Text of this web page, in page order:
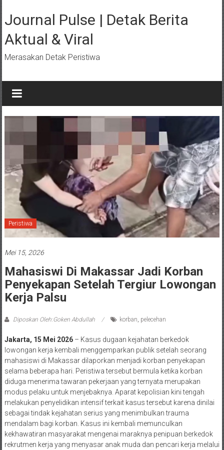
konten
Journal Pulse | Detak Berita
Aktual & Viral
Merasakan Detak Peristiwa
Peristiwa
Mei 15, 2026
Mahasiswi Di Makassar Jadi Korban
Penyekapan Setelah Tergiur Lowongan
Kerja Palsu
Diposkan Oleh:Goken Abdullah korban pelecehan
Jakarta, 15 Mei 2026– Kasus dugaan kejahatan berkedok
lowongan kerja kembali menggemparkan publik setelah seorang
mahasiswi di Makassar dilaporkan menjadi korban penyekapan
selama beberapa hari. Peristiwa tersebut bermula ketika korban
diduga menerima tawaran pekerjaan yang ternyata merupakan
modus pelaku untuk menjebaknya. Aparat kepolisian kini tengah
melakukan penyelidikan intensif terkait kasus tersebut karena dinilai
sebagai tindak kejahatan serius yang menimbulkan trauma
mendalam bagi korban. Kasus ini kembali memunculkan
kekhawatiran masyarakat mengenai maraknya penipuan berkedok
rekrutmen kerja yang menyasar anak muda dan pencari kerja melalui